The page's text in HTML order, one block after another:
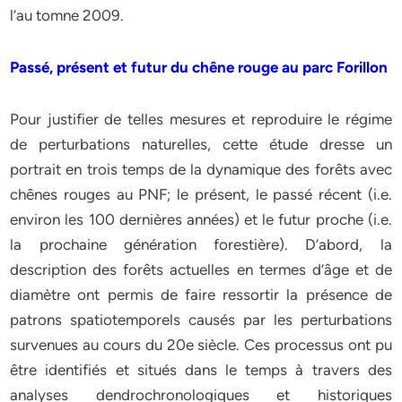
l’au tomne 2009.
Passé, présent et futur du chêne rouge au parc Forillon
Pour justifier de telles mesures et reproduire le régime
de perturbations naturelles, cette étude dresse un
portrait en trois temps de la dynamique des forêts avec
chênes rouges au PNF; le présent, le passé récent (i.e.
environ les 100 dernières années) et le futur proche (i.e.
la prochaine génération forestière). D’abord, la
description des forêts actuelles en termes d’âge et de
diamètre ont permis de faire ressortir la présence de
patrons spatiotemporels causés par les perturbations
survenues au cours du 20e siècle. Ces processus ont pu
être identifiés et situés dans le temps à travers des
analyses dendrochronologiques et historiques